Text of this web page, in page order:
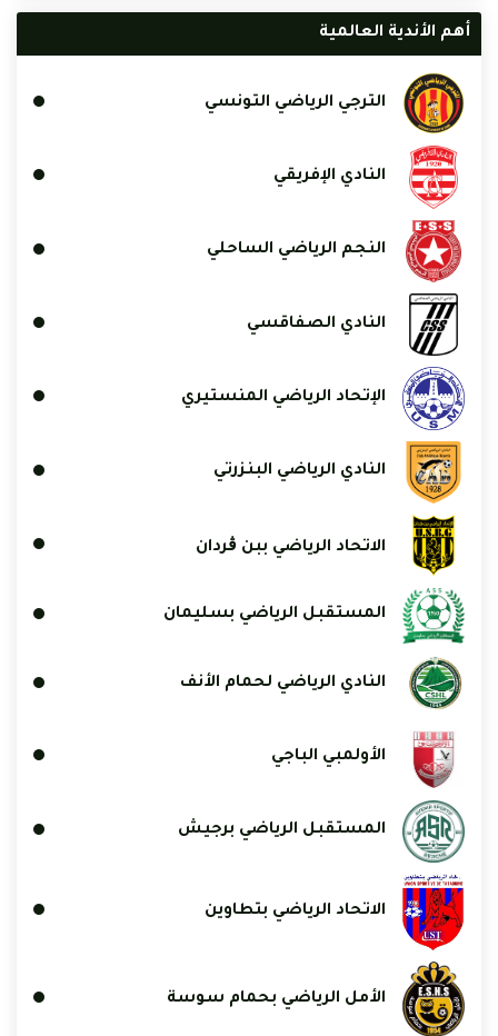
أهم الأندية العالمية
الترجي الرياضي التونسي
النادي الإفريقي
النجم الرياضي الساحلي
النادي الصفاقسي
الإتحاد الرياضي المنستيري
النادي الرياضي البنزرتي
الاتحاد الرياضي ببن ڨردان
المستقبل الرياضي بسليمان
النادي الرياضي لحمام الأنف
الأولمبي الباجي
المستقبل الرياضي برجيش
الاتحاد الرياضي بتطاوين
الأمل الرياضي بحمام سوسة